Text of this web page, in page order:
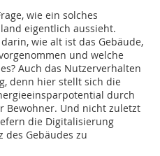
wie ein solches
eigentlich aussieht.
wie alt ist das Gebäude,
und welche
Auch das Nutzerverhalten
denn hier stellt sich die
durch
Bewohner. Und nicht zuletzt
die Digitalisierung
des Gebäudes zu